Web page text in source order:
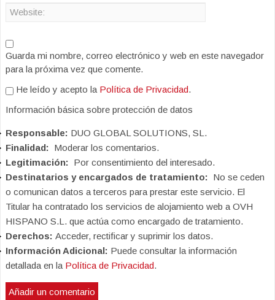
Guarda mi nombre, correo electrónico y web en este navegador
para la próxima vez que comente.
He leído y acepto la Política de Privacidad.
Información básica sobre protección de datos
Responsable: DUO GLOBAL SOLUTIONS, SL.
Finalidad: Moderar los comentarios.
Legitimación: Por consentimiento del interesado.
Destinatarios y encargados de tratamiento: No se ceden
o comunican datos a terceros para prestar este servicio. El
Titular ha contratado los servicios de alojamiento web a OVH
HISPANO S.L. que actúa como encargado de tratamiento.
Derechos: Acceder, rectificar y suprimir los datos.
Información Adicional: Puede consultar la información
detallada en la Política de Privacidad.